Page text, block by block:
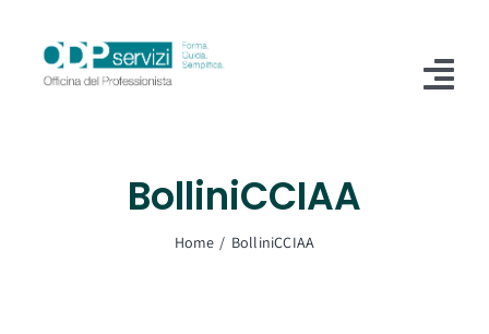
contenuto
BolliniCCIAA
Home BolliniCCIAA